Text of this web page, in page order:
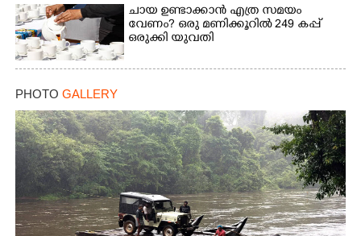
ചായ ഉണ്ടാക്കാൻ എത്ര സമയം
വേണം? ഒരു മണിക്കൂറിൽ 249 കപ്പ്
ഒരുക്കി യുവതി
PHOTO GALLERY